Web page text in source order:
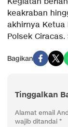
keakraban
akhirnya Ketua
Polsek
Bagikan
Tinggalkan
Alamat email
wajib ditandai *